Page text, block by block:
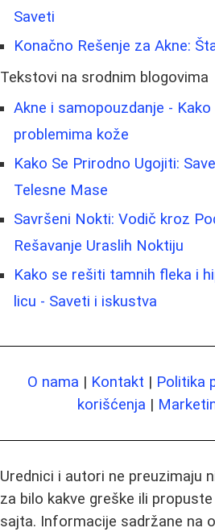
Saveti
Konačno Rešenje za Akne:
Tekstovi na srodnim blogovima
Akne i samopouzdanje -
problemima kože
Kako Se Prirodno Ugojiti:
Telesne Mase
Savršeni Nokti: Vodič kroz
Rešavanje Uraslih Noktiju
Kako se rešiti tamnih fleka i
licu - Saveti i iskustva
O nama | Kontakt | Politika
korišćenja |
Urednici i autori ne preuzimaju
za bilo kakve greške ili
sajta. Informacije sadržane na